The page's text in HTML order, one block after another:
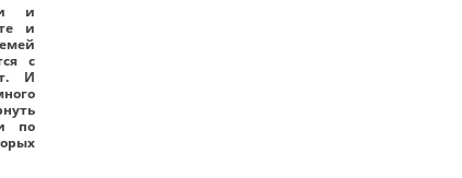
и
и
с
И
по